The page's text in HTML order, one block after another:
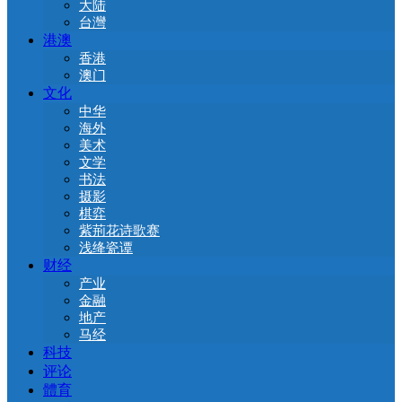
大陆
台灣
港澳
香港
澳门
文化
中华
海外
美术
文学
书法
摄影
棋弈
紫荊花诗歌赛
浅绛瓷谭
财经
产业
金融
地产
马经
科技
评论
體育